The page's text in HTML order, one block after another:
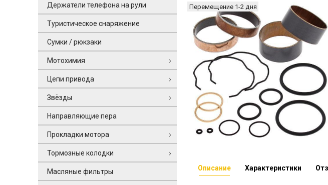
Перемещение 1-2 дня
Описание Характеристики
Держатели телефона на рули
Туристическое снаряжение
Сумки / рюкзаки
Мотохимия
Цепи привода
Звёзды
Направляющие пера
Прокладки мотора
Тормозные колодки
Масляные фильтры